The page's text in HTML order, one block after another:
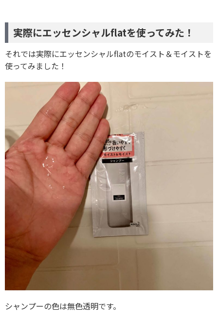
実際にエッセンシャルflatを使ってみた！
それでは実際にエッセンシャルflatのモイスト＆モイストを
使ってみました！
シャンプーの色は無色透明です。